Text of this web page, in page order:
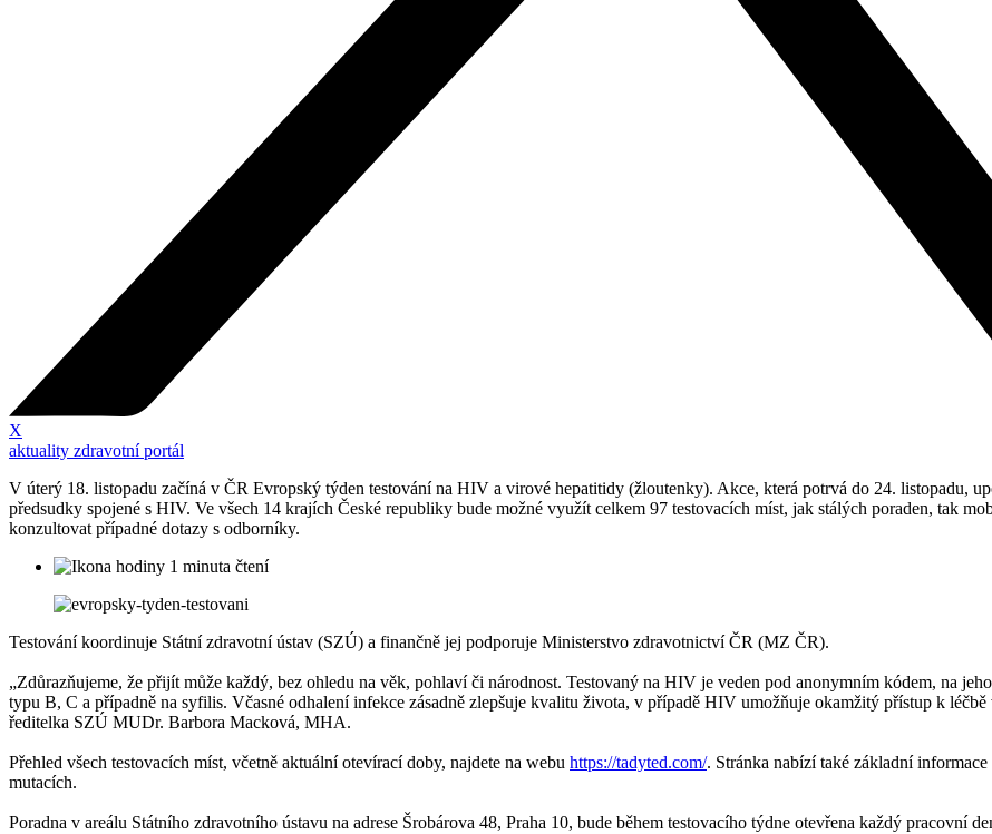
X
aktuality zdravotní portál
V úterý 18. listopadu začíná v ČR Evropský týden testování na HIV a virové hepatitidy (žloutenky). Akce, která potrvá do 24. listopadu,
předsudky spojené s HIV. Ve všech 14 krajích České republiky bude možné využít celkem 97 testovacích míst, jak stálých poraden, tak
konzultovat případné dotazy s odborníky.
1 minuta čtení
Testování koordinuje Státní zdravotní ústav (SZÚ) a finančně jej podporuje Ministerstvo zdravotnictví ČR (MZ ČR).
„Zdůrazňujeme, že přijít může každý, bez ohledu na věk, pohlaví či národnost. Testovaný na HIV je veden pod anonymním kódem, na
typu B, C a případně na syfilis. Včasné odhalení infekce zásadně zlepšuje kvalitu života, v případě HIV umožňuje okamžitý přístup k
ředitelka SZÚ MUDr. Barbora Macková, MHA.
Přehled všech testovacích míst, včetně aktuální otevírací doby, najdete na webu https://tadyted.com/. Stránka nabízí také základní
mutacích.
Poradna v areálu Státního zdravotního ústavu na adrese Šrobárova 48, Praha 10, bude během testovacího týdne otevřena každý pracovní